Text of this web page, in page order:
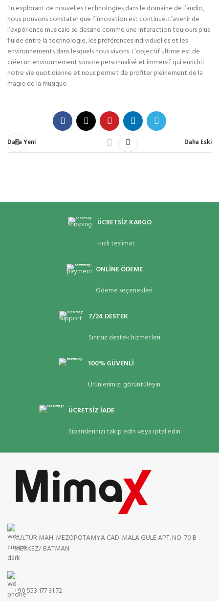
En explorant de nouvelles technologies dans le domaine de l’audio,
nous pouvons constater que l’innovation est continue. L’avenir de
l’expérience musicale se dessine comme une interaction toujours plus
fluide entre la technologie, les préférences individuelles et les
environnements dans lesquels nous vivons. L’objectif ultime est de
créer un environnement sonore personnalisé et immersif qui enrichit
notre vie quotidienne et nous permet de profiter pleinement de la
magie de la musique.
Daha Yeni Daha Eski
ÜCRETSİZ KARGO
Hızlı teslimat
ONLİNE ÖDEME
Ödeme seçenekleri
7/24 DESTEK
Sınırsız destek hizmetleri
100% GÜVENLİ
Ürünlerimizi görüntüleyin
ÜCRETSİZ İADE
Siparislerinizi takip edin veya iptal edin
KÜLTÜR MAH. MEZOPOTAMYA CAD. MALA GULE APT. NO: 70 B
MERKEZ/ BATMAN
+90 553 177 31 72